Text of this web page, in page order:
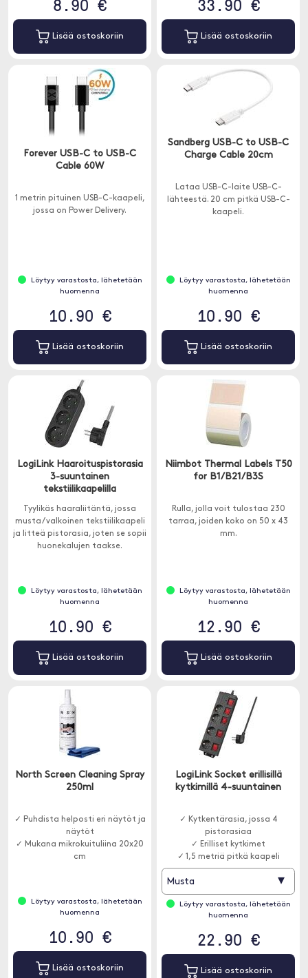
Lisää ostoskoriin Lisää ostoskoriin
Forever USB-C to USB-C
Cable 60W
1 metrin pituinen USB-C-kaapeli,
jossa on Power Delivery.
Löytyy varastosta, lähetetään
huomenna
10.90 €
Lisää ostoskoriin
Sandberg USB-C to USB-C
Charge Cable 20cm
Lataa USB-C-laite USB-C-
lähteestä. 20 cm pitkä USB-C-
kaapeli.
Löytyy varastosta, lähetetään
huomenna
10.90 €
Lisää ostoskoriin
LogiLink Haaroituspistorasia
3-suuntainen
tekstiilikaapelilla
Tyylikäs haaraliitäntä, jossa
musta / valkoinen tekstiilikaapeli
ja litteä pistorasia, joten se sopii
huonekalujen taakse.
Löytyy varastosta, lähetetään
huomenna
10.90 €
Lisää ostoskoriin
Niimbot Thermal Labels T50
for B1/B21/B3S
Rulla, jolla voit tulostaa 230
tarraa, joiden koko on 50 x 43
mm.
Löytyy varastosta, lähetetään
huomenna
12.90 €
Lisää ostoskoriin
North Screen Cleaning Spray
250ml
✓ Puhdista helposti eri näytöt ja
näytöt
✓ Mukana mikrokuituliina 20x20
cm
Löytyy varastosta, lähetetään
huomenna
10.90 €
Lisää ostoskoriin
LogiLink Socket erillisillä
kytkimillä 4-suuntainen
✓ Kytkentärasia, jossa 4
pistorasiaa
✓ Erilliset kytkimet
✓ 1,5 metriä pitkä kaapeli
Musta ▾
Löytyy varastosta, lähetetään
huomenna
22.90 €
Lisää ostoskoriin